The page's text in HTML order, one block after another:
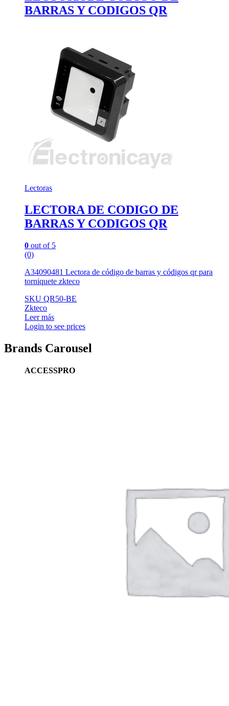
BARRAS Y CODIGOS QR
Lectoras
LECTORA DE CODIGO DE
BARRAS Y CODIGOS QR
0 out of 5
(0)
A34090481 Lectora de código de barras y códigos qr para
torniquete zkteco
SKU QR50-BE
Zkteco
Leer más
Login to see prices
Brands Carousel
ACCESSPRO